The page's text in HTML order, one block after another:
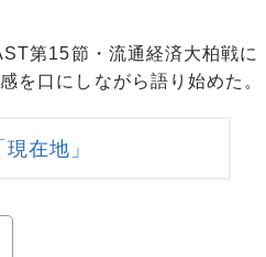
第15節・流通経済大柏戦に
を口にしながら語り始めた。
在地」